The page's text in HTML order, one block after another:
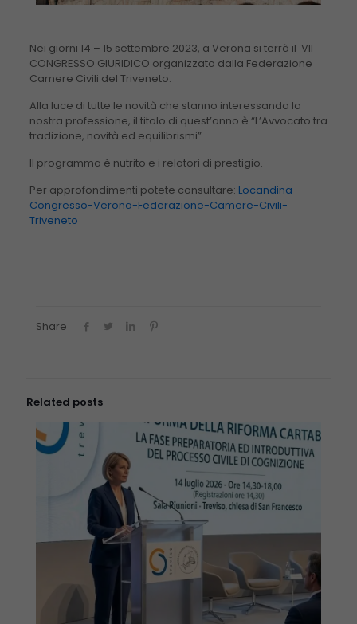
Nei giorni 14 – 15 settembre 2023, a Verona si terrà il VII
CONGRESSO GIURIDICO organizzato dalla Federazione
Camere Civili del Triveneto.
Alla luce di tutte le novità che stanno interessando la
nostra professione, il titolo di quest’anno è “L’Avvocato tra
tradizione, novità ed equilibrismi”.
Il programma è nutrito e i relatori di prestigio.
Per approfondimenti potete consultare: Locandina-
Congresso-Verona-Federazione-Camere-Civili-
Triveneto
Share
Related posts